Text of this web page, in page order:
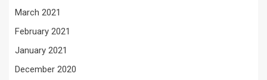
March 2021
February 2021
January 2021
December 2020